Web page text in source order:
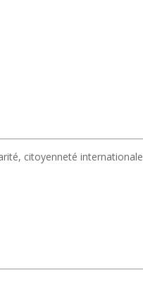
citoyenneté internationale